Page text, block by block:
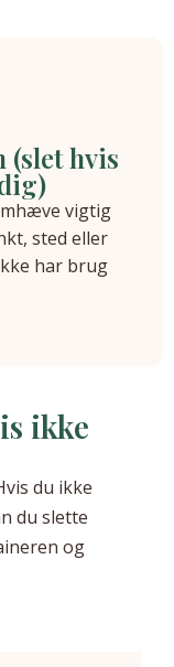
hvis
vigtig
sted eller
har brug
ikke
du ikke
du slette
og